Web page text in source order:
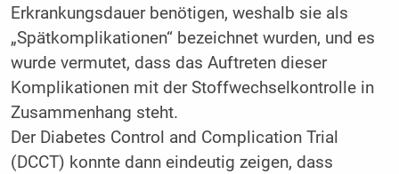
Erkrankungsdauer benötigen, weshalb sie als
„Spätkomplikationen“ bezeichnet wurden, und es
wurde vermutet, dass das Auftreten dieser
Komplikationen mit der Stoffwechselkontrolle in
Zusammenhang steht.
Der Diabetes Control and Complication Trial
(DCCT) konnte dann eindeutig zeigen, dass